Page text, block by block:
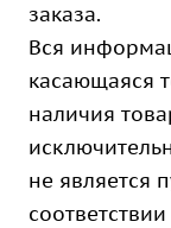
заказа.
Вся
касающаяся
наличия
не является